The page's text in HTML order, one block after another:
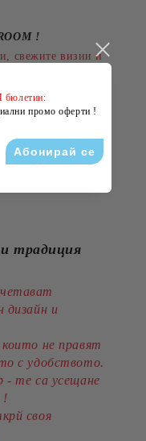
!
свежите визии и
дрехи и
артикули и
си повече
традиция
дизайн и
които не правят
с удобството.
- те са усещане
!
своя
бюлетин:
промо оферти !